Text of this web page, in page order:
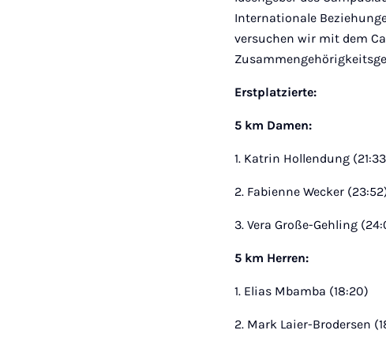
Internationale
versuchen wir mit dem
Erstplatzierte:
5 km Damen:
1. Katrin Hollendung
2. Fabienne Wecker
3. Vera Große-Gehling
5 km Herren:
1. Elias Mbamba (18:20)
2. Mark Laier-Brodersen